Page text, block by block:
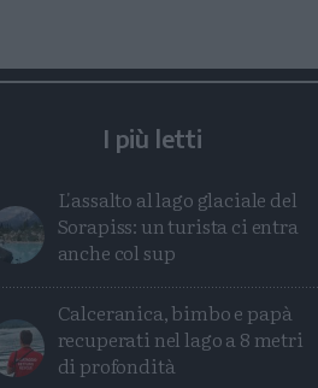
I più letti
L'assalto al lago glaciale del
Sorapiss: un turista ci entra
anche col sup
Calceranica, bimbo e papà
recuperati nel lago a 8 metri
di profondità